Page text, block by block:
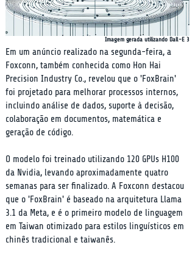
Imagem gerada utilizando Dall-E 3
Em um anúncio realizado na segunda-feira, a
Foxconn, também conhecida como Hon Hai
Precision Industry Co., revelou que o 'FoxBrain'
foi projetado para melhorar processos internos,
incluindo análise de dados, suporte à decisão,
colaboração em documentos, matemática e
geração de código.
O modelo foi treinado utilizando 120 GPUs H100
da Nvidia, levando aproximadamente quatro
semanas para ser finalizado. A Foxconn destacou
que o 'FoxBrain' é baseado na arquitetura Llama
3.1 da Meta, e é o primeiro modelo de linguagem
em Taiwan otimizado para estilos linguísticos em
chinês tradicional e taiwanês.